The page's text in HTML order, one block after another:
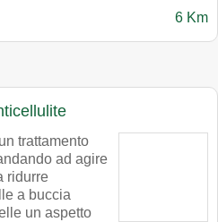
6 Km
trattamento
ad agire
ridurre
a buccia
un aspetto